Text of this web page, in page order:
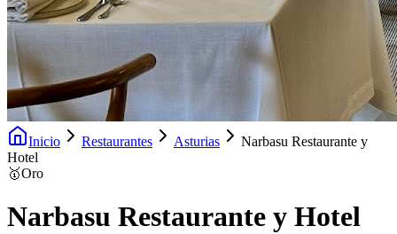
Inicio Restaurantes Asturias
Narbasu Restaurante y
Hotel
🥇Oro
Narbasu Restaurante y Hotel